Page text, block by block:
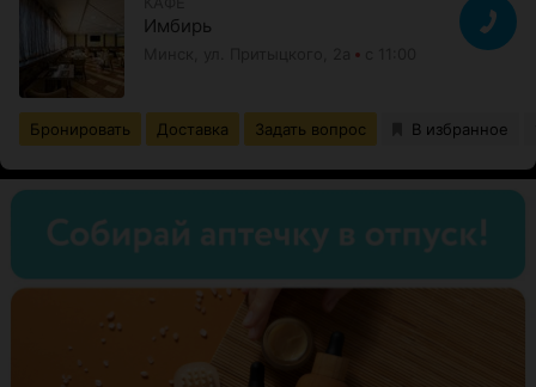
Имбирь
Бронировать Доставка Задать вопрос В избранное